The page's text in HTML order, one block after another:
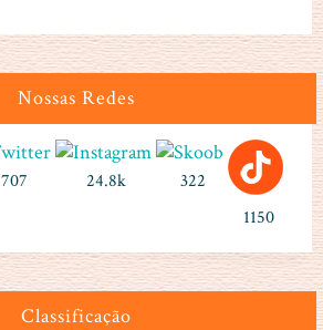
Nossas Redes
707 24.8k
322
1150
Classificação